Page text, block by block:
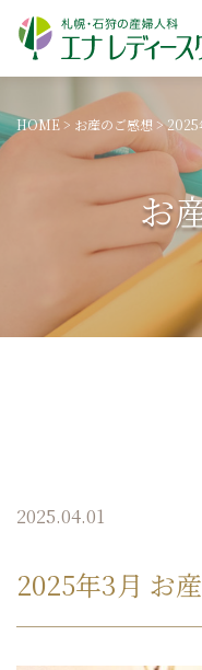
HOME> お産のご感想 >2025
お
2025.04.01
2025年3月 お